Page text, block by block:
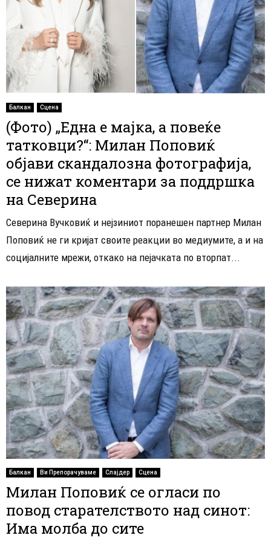
Балкан Сцена
(Фото) „Една е мајка, а повеќе
татковци?“: Милан Поповиќ
објави скандалозна фотографија,
се нижат коментари за поддршка
на Северина
Северина Вучковиќ и нејзиниот поранешен партнер Милан
Поповиќ не ги кријат своите реакции во медиумите, а и на
социјалните мрежи, откако на пејачката по вторпат...
Балкан Ви Препорачуваме Слајдер Сцена
Милан Поповиќ се огласи по
повод старателството над синот:
Има молба до сите